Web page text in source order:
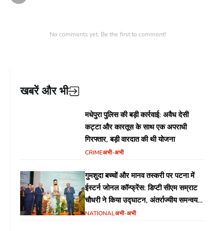
No comments yet. Be the first to comment!
खबरें और भी
मधेपुरा पुलिस की बड़ी कार्रवाई: अवैध देसी
कट्टा और कारतूस के साथ एक अपराधी
गिरफ्तार, बड़ी वारदात की थी योजना
CRIMEअभी-अभी
गुमशुदा बच्चों और मानव तस्करी पर पटना में
ईस्टर्न जोनल कॉन्फ्रेंस: डिप्टी सीएम सम्राट
चौधरी ने किया उद्घाटन, अंतर्राज्यीय समन्वय
पर जोर
NATIONALअभी-अभी